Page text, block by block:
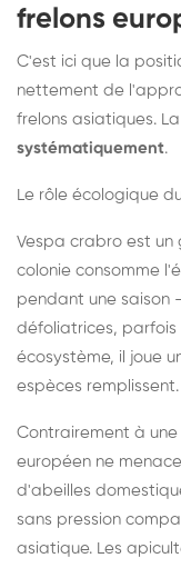
frelons
C'est ici que la
nettement de
frelons asiatiques.
systématiquement.
Le rôle écologique
Vespa crabro est un
colonie consomme
pendant une saison
défoliatrices, parfois
écosystème, il joue
espèces remplissent.
Contrairement à
européen ne
d'abeilles
sans pression
asiatique. Les